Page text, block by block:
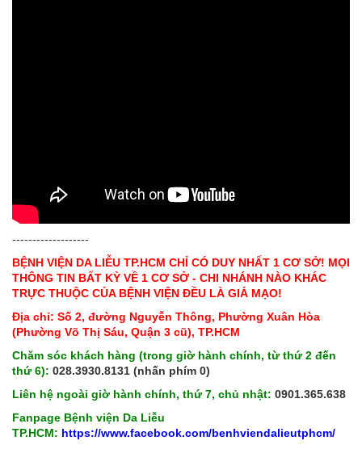
-------------------
BỆNH VIỆN DA LIỄU TP.HCM CHỈ CÓ DUY NHẤT 1 CƠ SỞ! MỌI
THÔNG TIN BẤT KỲ VỀ 1 CƠ SỞ - CHI NHÁNH NÀO KHÁC
TRỰC THUỘC CỦA BỆNH VIỆN ĐỀU LÀ GIẢ MẠO!
Địa chỉ: Số 2, đường Nguyễn Thông, Phường Xuân Hòa
(Phường Võ Thị Sáu, Quận 3 cũ), TP.HCM
Chăm sóc khách hàng (trong giờ hành chính, từ thứ 2 đến
thứ 6): 028.3930.8131 (nhấn phím 0)
Liên hệ ngoài giờ hành chính, thứ 7, chủ nhật: 0901.365.638
Fanpage Bệnh viện Da Liễu
TP.HCM: https://www.facebook.com/benhviendalieutphcm/